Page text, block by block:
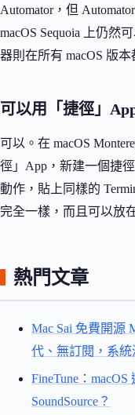
Automator，但
macOS Sequoia 上仍然
器則在所有 macOS 版本
可以用「捷徑」
可以。在 macOS
徑」App，新建一個捷
動作，貼上同樣的
完全一樣，而且可以放
熱門文章
Mac Sai 免費開源
代、無訂閱，系
FineTune：
SoundSource？